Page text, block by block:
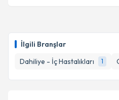
İlgili Branşlar
Dahiliye - İç Hastalıkları
1